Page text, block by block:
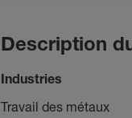
Description
Industries
Travail des métaux